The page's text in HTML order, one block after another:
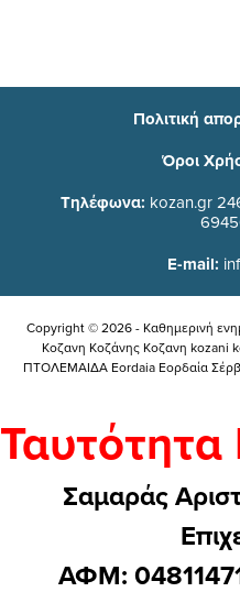
Πολιτική
Όροι
Τηλέφωνα: kozan.gr
E-mail:
Copyright © 2026 - Καθημερινή
Κοζανη Κοζάνης Κοζανη kozani
ΠΤΟΛΕΜΑΙΔΑ Eordaia Εορδαία
Ταυτότητα
Σαμαράς
ΑΦΜ: